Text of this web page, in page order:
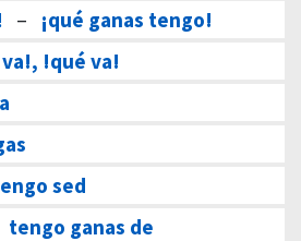
–
¡qué ganas tengo!
va!, !qué va!
sed
tengo ganas de